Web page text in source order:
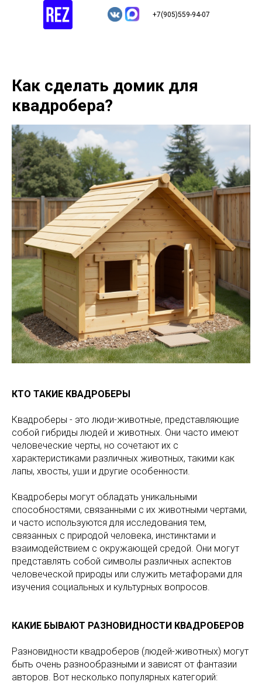
+7(905)559-94-07
Как сделать домик для
квадробера?
КТО ТАКИЕ КВАДРОБЕРЫ
Квадроберы - это люди-животные, представляющие
собой гибриды людей и животных. Они часто имеют
человеческие черты, но сочетают их с
характеристиками различных животных, такими как
лапы, хвосты, уши и другие особенности.
Квадроберы могут обладать уникальными
способностями, связанными с их животными чертами,
и часто используются для исследования тем,
связанных с природой человека, инстинктами и
взаимодействием с окружающей средой. Они могут
представлять собой символы различных аспектов
человеческой природы или служить метафорами для
изучения социальных и культурных вопросов.
КАКИЕ БЫВАЮТ РАЗНОВИДНОСТИ КВАДРОБЕРОВ
Разновидности квадроберов (людей-животных) могут
быть очень разнообразными и зависят от фантазии
авторов. Вот несколько популярных категорий: